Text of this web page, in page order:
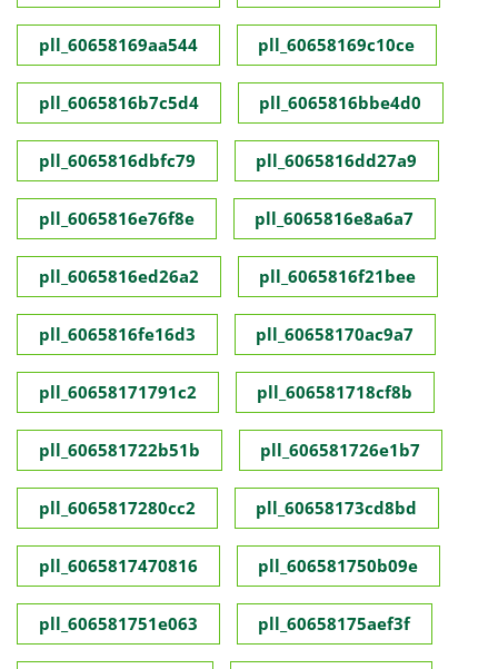
pll_60658169aa544 pll_60658169c10ce
pll_6065816b7c5d4 pll_6065816bbe4d0
pll_6065816dbfc79 pll_6065816dd27a9
pll_6065816e76f8e pll_6065816e8a6a7
pll_6065816ed26a2 pll_6065816f21bee
pll_6065816fe16d3 pll_60658170ac9a7
pll_60658171791c2 pll_606581718cf8b
pll_606581722b51b pll_606581726e1b7
pll_6065817280cc2 pll_60658173cd8bd
pll_6065817470816 pll_606581750b09e
pll_606581751e063 pll_60658175aef3f